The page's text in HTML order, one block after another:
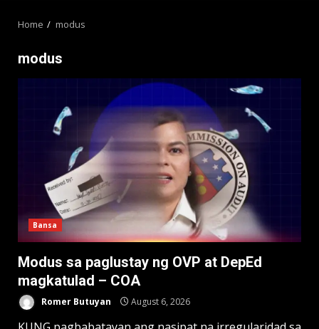
Home modus
modus
Bansa
Modus sa paglustay ng OVP at DepEd
magkatulad – COA
Romer Butuyan August 6, 2026